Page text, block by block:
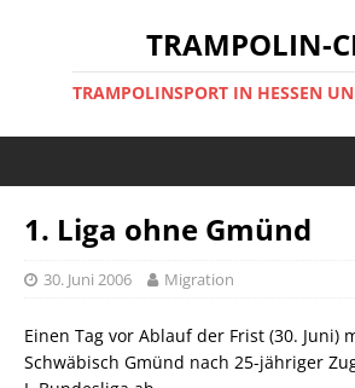
TRAMPOLIN-
TRAMPOLINSPORT IN HESSEN
1. Liga ohne Gmünd
30. Juni 2006 Migration
Einen Tag vor Ablauf der Frist (30. Juni)
Schwäbisch Gmünd nach 25-jähriger